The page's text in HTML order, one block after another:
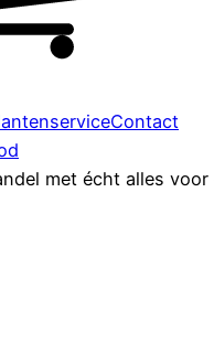
Contact
met écht alles voor